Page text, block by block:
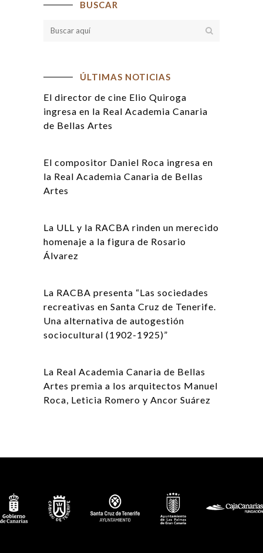
BUSCAR
ÚLTIMAS NOTICIAS
El director de cine Elio Quiroga
ingresa en la Real Academia Canaria
de Bellas Artes
El compositor Daniel Roca ingresa en
la Real Academia Canaria de Bellas
Artes
La ULL y la RACBA rinden un merecido
homenaje a la figura de Rosario
Álvarez
La RACBA presenta “Las sociedades
recreativas en Santa Cruz de Tenerife.
Una alternativa de autogestión
sociocultural (1902-1925)”
La Real Academia Canaria de Bellas
Artes premia a los arquitectos Manuel
Roca, Leticia Romero y Ancor Suárez